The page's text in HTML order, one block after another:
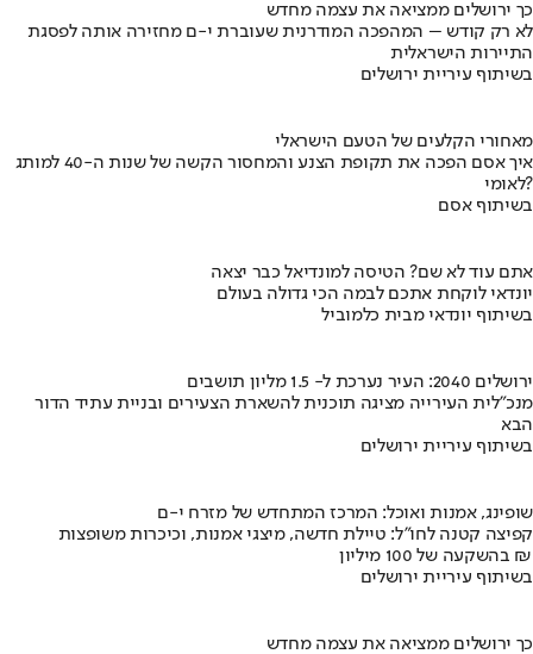
כך ירושלים ממציאה את עצמה מחדש
לא רק קודש – המהפכה המודרנית שעוברת י-ם מחזירה אותה לפסגת
התיירות הישראלית
בשיתוף עיריית ירושלים
מאחורי הקלעים של הטעם הישראלי
איך אסם הפכה את תקופת הצנע והמחסור הקשה של שנות ה-40 למותג
לאומי?
בשיתוף אסם
אתם עוד לא שם? הטיסה למונדיאל כבר יצאה
יונדאי לוקחת אתכם לבמה הכי גדולה בעולם
בשיתוף יונדאי מבית כלמוביל
ירושלים 2040: העיר נערכת ל- 1.5 מליון תושבים
מנכ"לית העירייה מציגה תוכנית להשארת הצעירים ובניית עתיד הדור
הבא
בשיתוף עיריית ירושלים
שופינג, אמנות ואוכל: המרכז המתחדש של מזרח י-ם
קפיצה קטנה לחו"ל: טיילת חדשה, מיצגי אמנות, וכיכרות משופצות
בהשקעה של 100 מיליון ₪
בשיתוף עיריית ירושלים
כך ירושלים ממציאה את עצמה מחדש